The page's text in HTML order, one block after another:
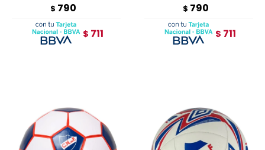
$ 790
$ 711
$ 790
$ 711